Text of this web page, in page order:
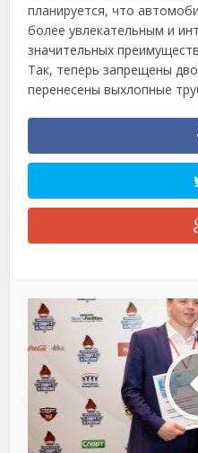
планируется, что
более увлекательным и
значительных
Так, теперь запрещены
перенесены выхлопные